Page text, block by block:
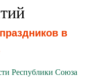
в
Республики Союза